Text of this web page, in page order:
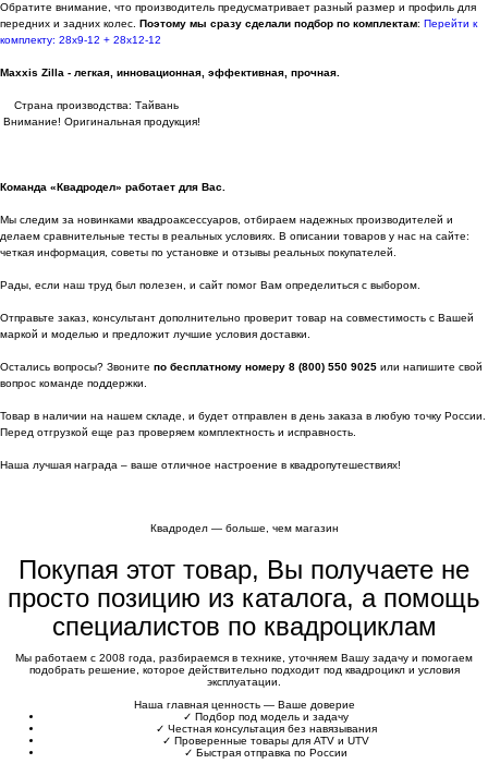
Обратите внимание, что производитель предусматривает разный размер и профиль для
передних и задних колес. Поэтому мы сразу сделали подбор по комплектам: Перейти к
комплекту: 28х9-12 + 28х12-12
Maxxis Zilla - легкая, инновационная, эффективная, прочная.
Страна производства: Тайвань
Внимание! Оригинальная продукция!
Команда «Квадродел» работает для Вас.
Мы следим за новинками квадроаксессуаров, отбираем надежных производителей и
делаем сравнительные тесты в реальных условиях. В описании товаров у нас на сайте:
четкая информация, советы по установке и отзывы реальных покупателей.
Рады, если наш труд был полезен, и сайт помог Вам определиться с выбором.
Отправьте заказ, консультант дополнительно проверит товар на совместимость с Вашей
маркой и моделью и предложит лучшие условия доставки.
Остались вопросы? Звоните по бесплатному номеру 8 (800) 550 9025 или напишите свой
вопрос команде поддержки.
Товар в наличии на нашем складе, и будет отправлен в день заказа в любую точку России.
Перед отгрузкой еще раз проверяем комплектность и исправность.
Наша лучшая награда – ваше отличное настроение в квадропутешествиях!
Квадродел — больше, чем магазин
Покупая этот товар, Вы получаете не
просто позицию из каталога, а помощь
специалистов по квадроциклам
Мы работаем с 2008 года, разбираемся в технике, уточняем Вашу задачу и помогаем
подобрать решение, которое действительно подходит под квадроцикл и условия
эксплуатации.
Наша главная ценность — Ваше доверие
✓ Подбор под модель и задачу
✓ Честная консультация без навязывания
✓ Проверенные товары для ATV и UTV
✓ Быстрая отправка по России